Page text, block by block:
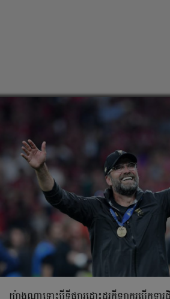
យ៉ាង​ណា​ទោះ​បី​ទីផ្សារ​ដោះដូរ​កីឡាករ​បើក​ទ្វា